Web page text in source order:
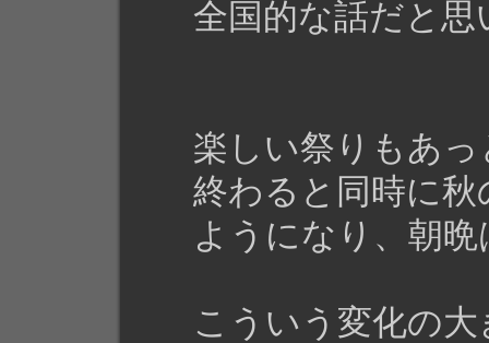
全国的な話だと思
楽しい祭りもあっ
終わると同時に秋
ようになり、朝晩
こういう変化の大